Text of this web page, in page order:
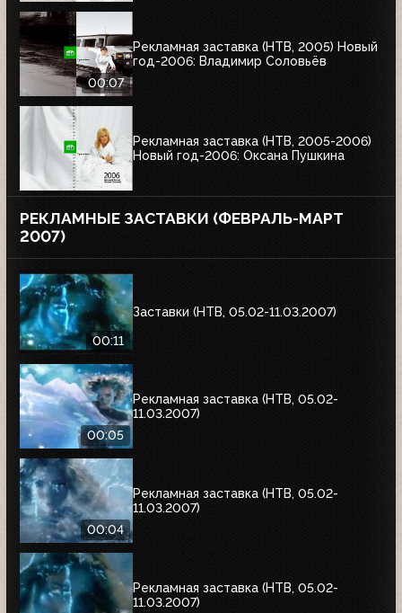
00:07
Рекламная заставка (НТВ, 2005) Новый
год-2006: Владимир Соловьёв
Рекламная заставка (НТВ, 2005-2006)
Новый год-2006: Оксана Пушкина
РЕКЛАМНЫЕ ЗАСТАВКИ (ФЕВРАЛЬ-МАРТ
2007)
00:11
Заставки (НТВ, 05.02-11.03.2007)
00:05
Рекламная заставка (НТВ, 05.02-
11.03.2007)
00:04
Рекламная заставка (НТВ, 05.02-
11.03.2007)
Рекламная заставка (НТВ, 05.02-
11.03.2007)